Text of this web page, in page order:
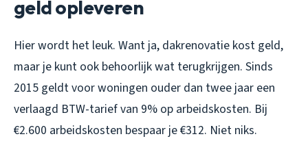
geld opleveren
Hier wordt het leuk. Want ja, dakrenovatie kost geld,
maar je kunt ook behoorlijk wat terugkrijgen. Sinds
2015 geldt voor woningen ouder dan twee jaar een
verlaagd BTW-tarief van 9% op arbeidskosten. Bij
€2.600 arbeidskosten bespaar je €312. Niet niks.